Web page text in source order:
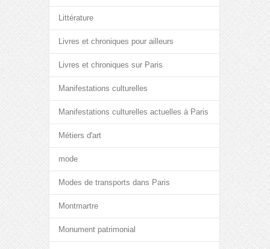
Littérature
Livres et chroniques pour ailleurs
Livres et chroniques sur Paris
Manifestations culturelles
Manifestations culturelles actuelles à Paris
Métiers d'art
mode
Modes de transports dans Paris
Montmartre
Monument patrimonial